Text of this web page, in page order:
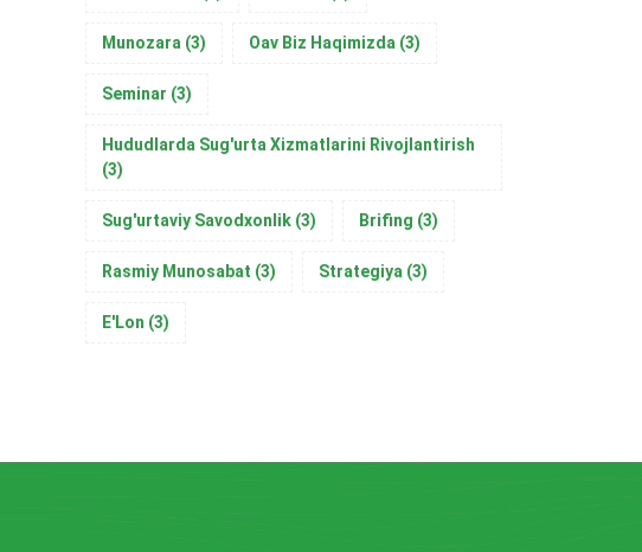
Munozara (3) Oav Biz Haqimizda (3)
Seminar (3)
Hududlarda Sug'urta Xizmatlarini Rivojlantirish
(3)
Sug'urtaviy Savodxonlik (3) Brifing (3)
Rasmiy Munosabat (3) Strategiya (3)
E'Lon (3)